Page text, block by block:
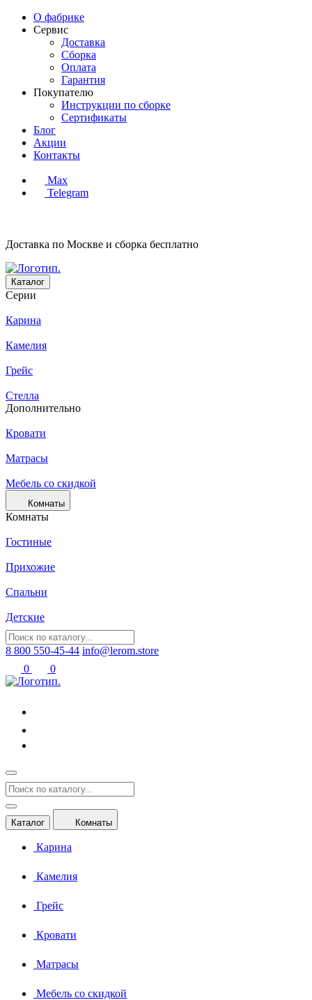
О фабрике
Сервис
Доставка
Сборка
Оплата
Гарантия
Покупателю
Инструкции по сборке
Сертификаты
Блог
Акции
Контакты
Max
Telegram
Доставка по Москве и сборка бесплатно
Каталог
Серии
Карина
Камелия
Грейс
Стелла
Дополнительно
Кровати
Матрасы
Мебель со скидкой
Комнаты
Комнаты
Гостиные
Прихожие
Спальни
Детские
8 800 550-45-44 info@lerom.store
0
0
Каталог Комнаты
Карина
Камелия
Грейс
Кровати
Матрасы
Мебель со скидкой